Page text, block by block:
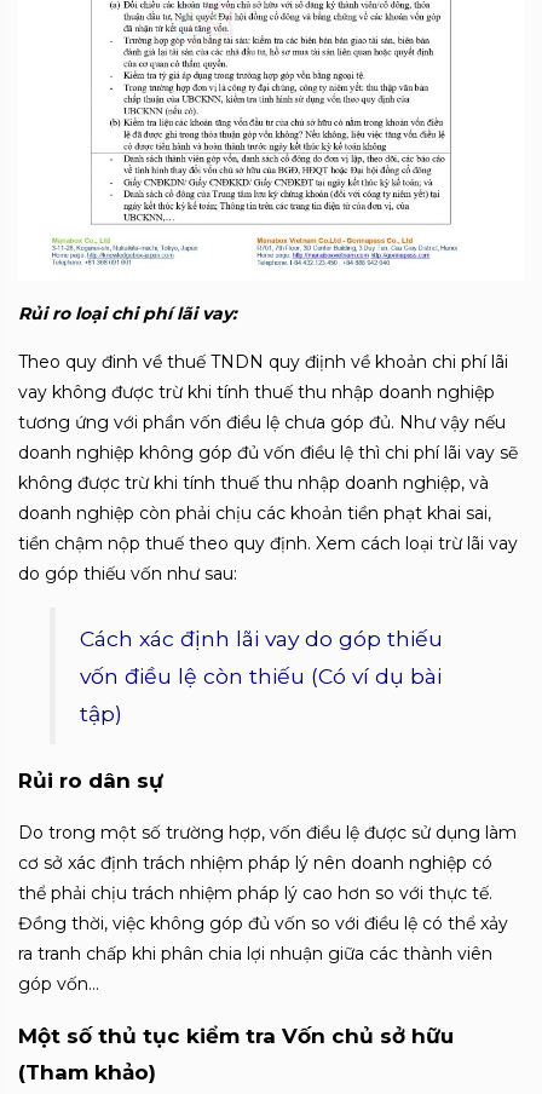
Rủi ro loại chi phí lãi vay:
Theo quy đinh về thuế TNDN quy điịnh về khoản chi phí lãi
vay không được trừ khi tính thuế thu nhập doanh nghiệp
tương ứng với phần vốn điều lệ chưa góp đủ. Như vậy nếu
doanh nghiệp không góp đủ vốn điều lệ thì chi phí lãi vay sẽ
không được trừ khi tính thuế thu nhập doanh nghiệp, và
doanh nghiệp còn phải chịu các khoản tiền phạt khai sai,
tiền chậm nộp thuế theo quy định. Xem cách loại trừ lãi vay
do góp thiếu vốn như sau:
Cách xác định lãi vay do góp thiếu
vốn điều lệ còn thiếu (Có ví dụ bài
tập)
Rủi ro dân sự
Do trong một số trường hợp, vốn điều lệ được sử dụng làm
cơ sở xác định trách nhiệm pháp lý nên doanh nghiệp có
thể phải chịu trách nhiệm pháp lý cao hơn so với thực tế.
Đồng thời, việc không góp đủ vốn so với điều lệ có thể xảy
ra tranh chấp khi phân chia lợi nhuận giữa các thành viên
góp vốn…
Một số thủ tục kiểm tra Vốn chủ sở hữu
(Tham khảo)